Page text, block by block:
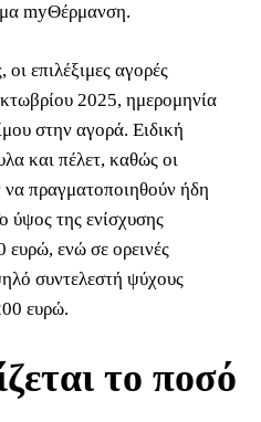
myΘέρμανση.
επιλέξιμες αγορές
2025, ημερομηνία
στην αγορά. Ειδική
και πέλετ, καθώς οι
να πραγματοποιηθούν ήδη
ύψος της ενίσχυσης
ευρώ, ενώ σε ορεινές
συντελεστή ψύχους
ευρώ.
το ποσό